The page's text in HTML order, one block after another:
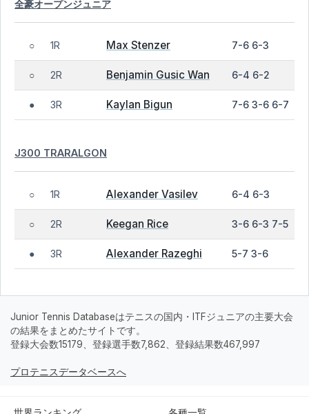
全豪オープンジュニア
○ 1R Max Stenzer 7-6 6-3
○ 2R Benjamin Gusic Wan 6-4 6-2
● 3R Kaylan Bigun 7-6 3-6 6-7
J300 TRARALGON
○ 1R Alexander Vasilev 6-4 6-3
○ 2R Keegan Rice 3-6 6-3 7-5
● 3R Alexander Razeghi 5-7 3-6
Junior Tennis Databaseはテニスの国内・ITFジュニアの主要大会
の結果をまとめたサイトです。
登録大会数15179、登録選手数7,862、登録結果数467,997
プロテニスデータベースへ